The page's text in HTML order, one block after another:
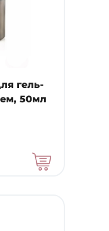
гель-
50мл